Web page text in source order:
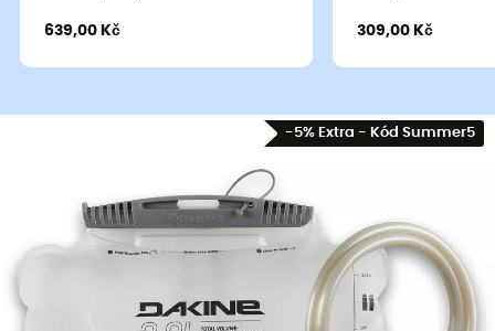
639,00 Kč 309,00 Kč
-5% Extra - Kód Summer5